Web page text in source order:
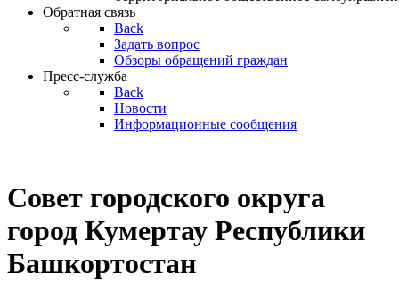
Обратная связь
Back
Задать вопрос
Обзоры обращений граждан
Пресс-служба
Back
Новости
Информационные сообщения
Совет городского округа
город Кумертау Республики
Башкортостан